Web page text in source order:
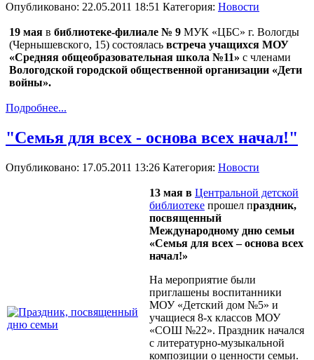
Опубликовано: 22.05.2011 18:51 Категория: Новости
19 мая в библиотеке-филиале № 9 МУК «ЦБС» г. Вологды
(Чернышевского, 15) состоялась встреча учащихся МОУ
«Средняя общеобразовательная школа №11» с членами
Вологодской городской общественной организации «Дети
войны».
Подробнее...
"Семья для всех - основа всех начал!"
Опубликовано: 17.05.2011 13:26 Категория: Новости
13 мая в Центральной детской
библиотеке прошел праздник,
посвященный
Международному дню семьи
«Семья для всех – основа всех
начал!»
На мероприятие были
приглашены воспитанники
МОУ «Детский дом №5» и
учащиеся 8-х классов МОУ
«СОШ №22». Праздник начался
с литературно-музыкальной
композиции о ценности семьи.